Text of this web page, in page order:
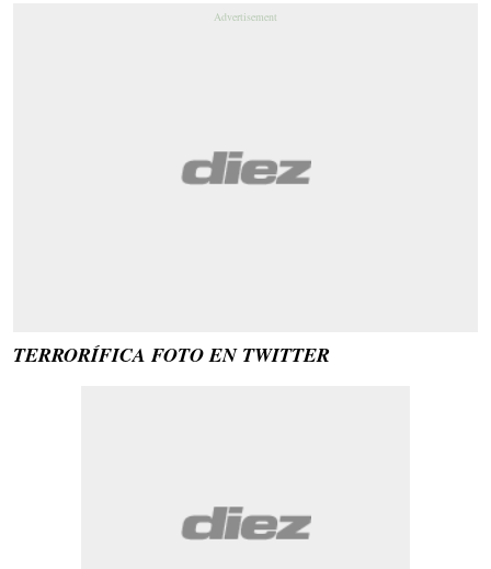
TERRORÍFICA FOTO EN TWITTER